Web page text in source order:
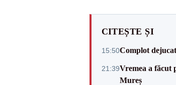
CITEȘTE ȘI
15:50Complot
21:39Vremea a făcut
Mureș